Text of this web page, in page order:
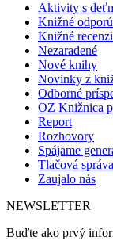
Aktivity s
Knižné
Knižné
Nezaradené
Nové knihy
Novinky z
Odborné
OZ Knižnica
Report
Rozhovory
Spájame
Tlačová správa
Zaujalo nás
NEWSLETTER
Buďte ako prvý